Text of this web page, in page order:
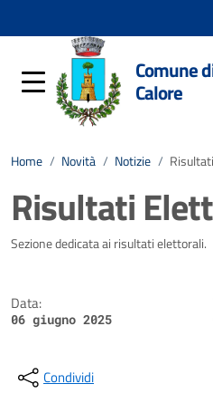
Comune
Calore
Home / Novità / Notizie /
Risultati
Dettagli della
Sezione dedicata ai risultati elettorali.
Data:
06 giugno 2025
Condividi